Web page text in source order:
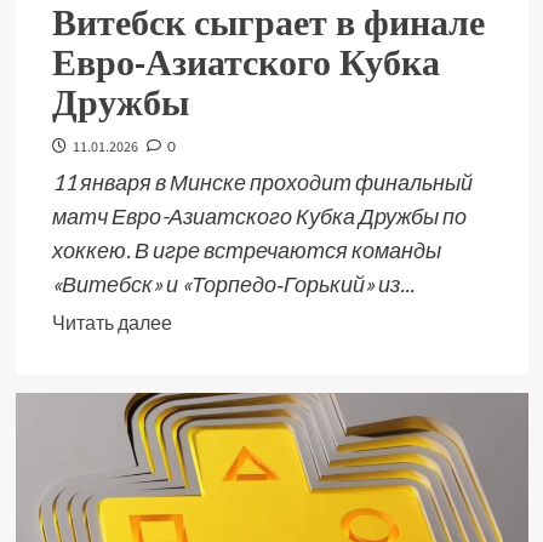
Витебск сыграет в финале
Евро-Азиатского Кубка
Дружбы
11.01.2026 0
11 января в Минске проходит финальный
матч Евро-Азиатского Кубка Дружбы по
хоккею. В игре встречаются команды
«Витебск» и «Торпедо‑Горький» из...
Читать далее